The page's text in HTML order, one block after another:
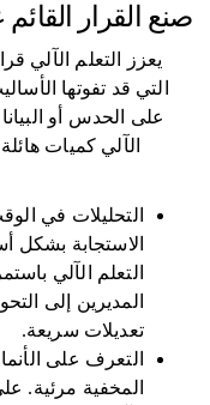
صنع القرار القائم
يعزز التعلم
التي قد تفوتها
على الحدس أو
الآلي كميات
التحليلات في
الاستجابة بشكل
التعلم الآلي
المديرين إلى
تعديلات سريعة.
التعرف على
المخفية مرئية.